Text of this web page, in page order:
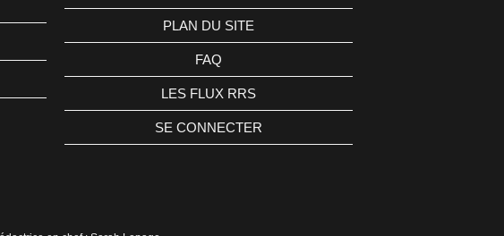
PLAN DU SITE
FAQ
LES FLUX RRS
SE CONNECTER